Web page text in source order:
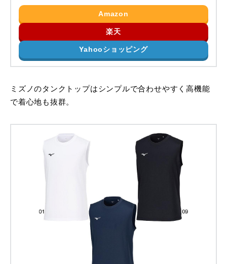
Amazon
楽天
Yahooショッピング
ミズノのタンクトップはシンプルで合わせやすく高機能
で着心地も抜群。